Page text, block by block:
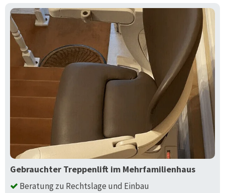
Gebrauchter Treppenlift im Mehrfamilienhaus
Beratung zu Rechtslage und Einbau